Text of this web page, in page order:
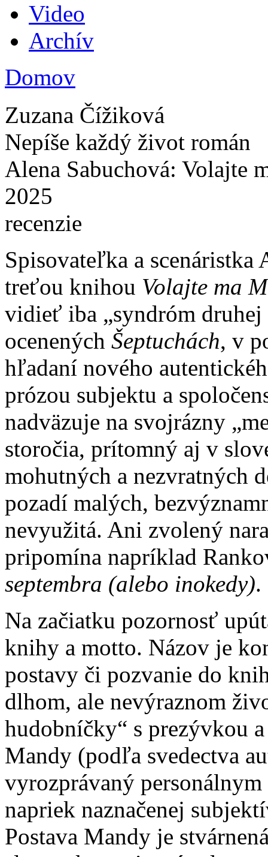
Video
Archív
Nachádzate sa tu
Domov
Zuzana Čížiková
Nepíše každý život román
Alena Sabuchová: Volajte
2025
recenzie
Spisovateľka a scenáristka
treťou knihou Volajte ma
vidieť iba „syndróm
ocenených Šeptuchách, v
hľadaní nového
prózou subjektu a
nadväzuje na svojrázny
storočia, prítomný aj v
mohutných a nezvratných
pozadí malých,
nevyužitá. Ani zvolený
pripomína napríklad
septembra (alebo inokedy).
Na začiatku pozornosť
knihy a motto. Názov je
postavy či pozvanie do
dlhom, ale nevýraznom
hudobníčky“ s prezývkou
Mandy (podľa svedectva
vyrozprávaný
napriek naznačenej
Postava Mandy je